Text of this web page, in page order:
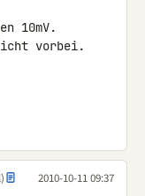
10mV.
vorbei.
2010-10-11 09:37